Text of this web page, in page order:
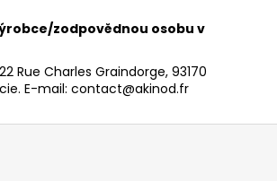
zodpovědnou osobu v
22 Rue Charles Graindorge, 93170
E-mail: contact@akinod.fr